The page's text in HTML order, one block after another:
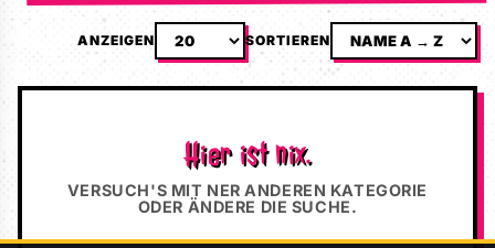
ANZEIGEN SORTIEREN
Hier ist nix.
VERSUCH'S MIT NER ANDEREN KATEGORIE
ODER ÄNDERE DIE SUCHE.